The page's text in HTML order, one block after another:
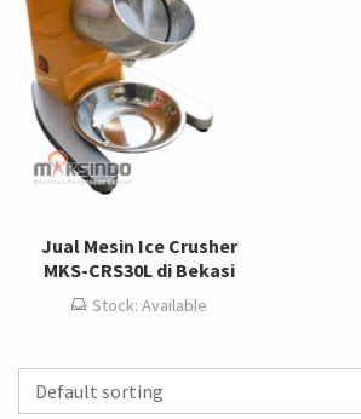
Jual Mesin Ice Crusher
MKS-CRS30L di Bekasi
Stock: Available